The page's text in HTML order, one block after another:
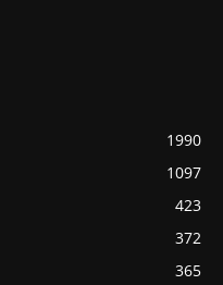
1990
1097
423
372
365